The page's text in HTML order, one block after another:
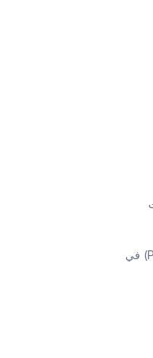
حالة الاستخدام 1: أتمتة طلبات السحب (PR) في